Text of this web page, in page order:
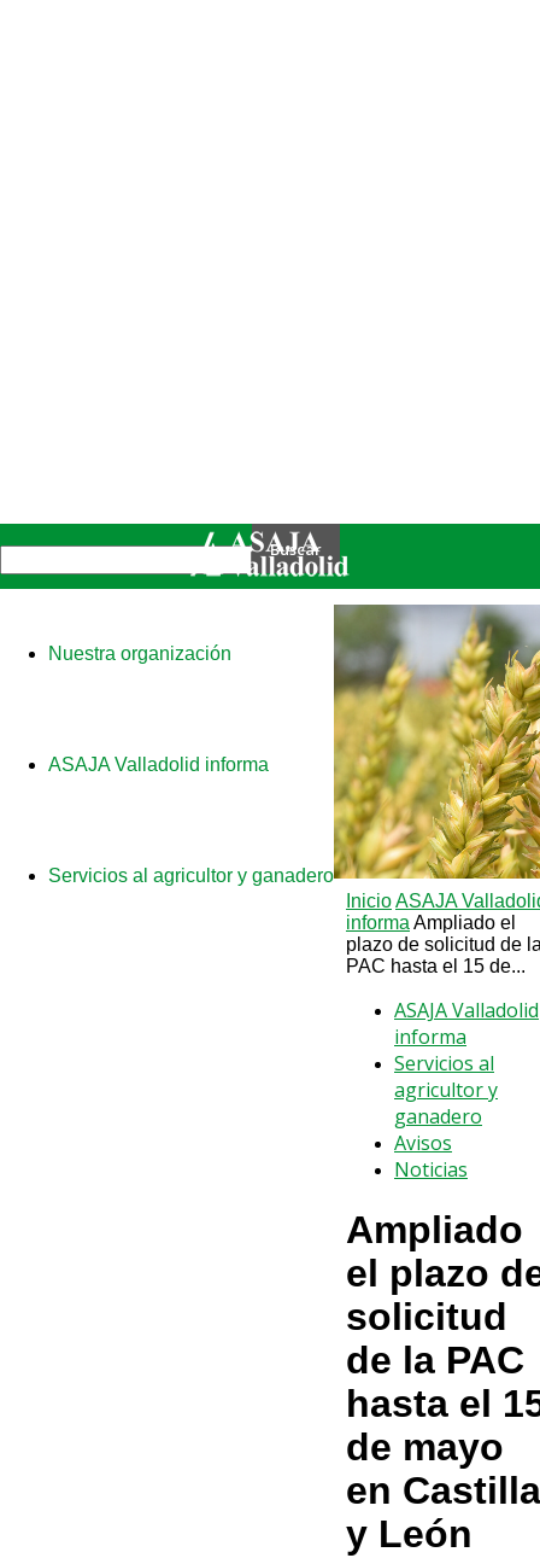
Nuestra organización
ASAJA Valladolid informa
Servicios al agricultor y ganadero
InicioASAJA
informa Ampliado el
plazo de solicitud de
PAC hasta el 15 de...
ASAJA Valladolid
informa
Servicios al
agricultor y
ganadero
Avisos
Noticias
Ampliado
el plazo
solicitud
de la PAC
hasta el
de mayo
en Castilla
y León